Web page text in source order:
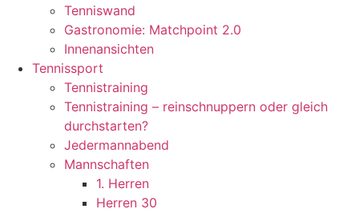
Tenniswand
Gastronomie: Matchpoint 2.0
Innenansichten
Tennissport
Tennistraining
Tennistraining – reinschnuppern oder gleich
durchstarten?
Jedermannabend
Mannschaften
1. Herren
Herren 30